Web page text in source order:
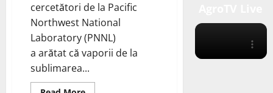
cercetători de la Pacific
Northwest National
Laboratory (PNNL)
a arătat că vaporii de la
sublimarea...